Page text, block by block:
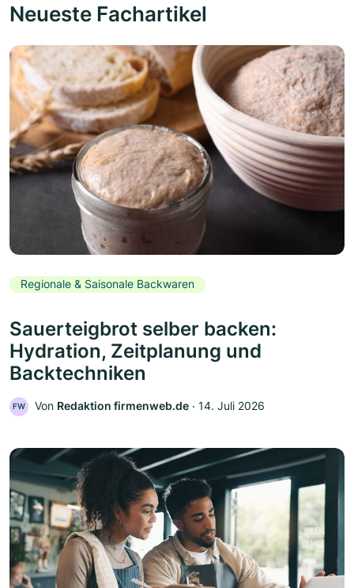
Neueste Fachartikel
Regionale & Saisonale Backwaren
Sauerteigbrot selber backen:
Hydration, Zeitplanung und
Backtechniken
FW Von Redaktion firmenweb.de ‧ 14. Juli 2026